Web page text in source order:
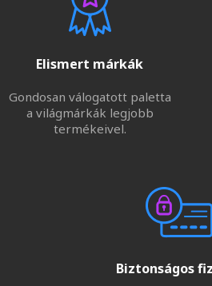
Elismert márkák
Gondosan válogatott paletta
a világmárkák legjobb
termékeivel.
Biztonságos